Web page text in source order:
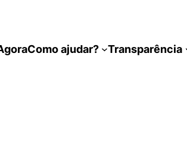
Como ajudar? Transparência